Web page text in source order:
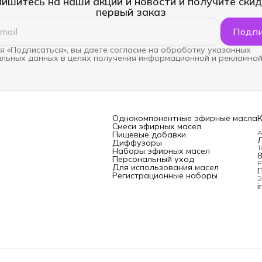
первый заказ
«Подписаться», вы даете согласие на обработку указанных
данных в целях получения информационной и
Однокомпонентные эфирные масла
Смеси эфирных масел
Пищевые добавки
Диффузоры
Наборы эфирных масел
Персональный уход
Для использования масел
Регистрационные наборы